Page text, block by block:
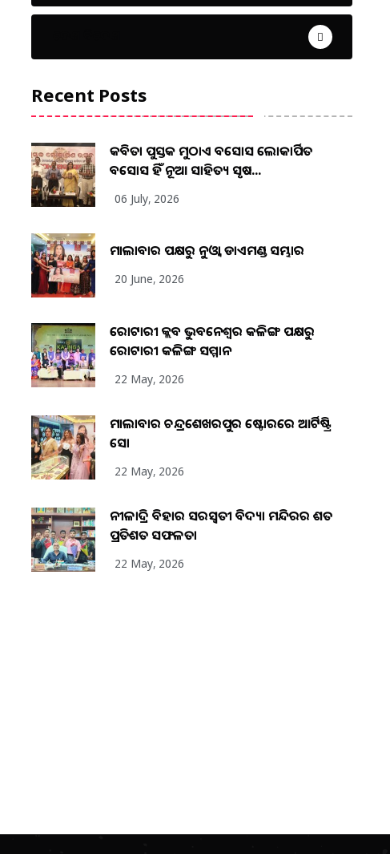
Recent Posts
କବିତା ପୁସ୍ତକ ମୁଠାଏ ଅବସୋସ ଲୋକାର୍ପିତ
ଅବସୋସ ହିଁ ନୂଆ ସାହିତ୍ୟ ସୃଷ...
06 July, 2026
ମାଲାବାର ପକ୍ଷରୁ ନୁଓ୍ବା ଡାଏମଣ୍ଡ ସମ୍ଭାର
20 June, 2026
ରୋଟାରୀ କ୍ଲବ ଭୁବନେଶ୍ୱର କଳିଙ୍ଗ ପକ୍ଷରୁ
ରୋଟାରୀ କଳିଙ୍ଗ ସମ୍ମାନ
22 May, 2026
ମାଲାବାର ଚନ୍ଦ୍ରଶେଖରପୁର ଷ୍ଟୋରରେ ଆର୍ଟିଷ୍ଟ୍ରି
ସୋ
22 May, 2026
ନୀଳାଦ୍ରି ବିହାର ସରସ୍ୱତୀ ବିଦ୍ୟା ମନ୍ଦିରର ଶତ
ପ୍ରତିଶତ ସଫଳତା
22 May, 2026